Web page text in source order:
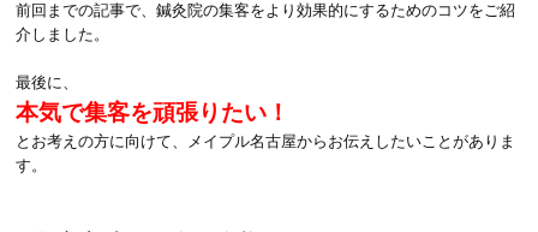
前回までの記事で、鍼灸院の集客をより効果的にするためのコツをご紹
介しました。
最後に、
本気で集客を頑張りたい！
とお考えの方に向けて、メイプル名古屋からお伝えしたいことがありま
す。